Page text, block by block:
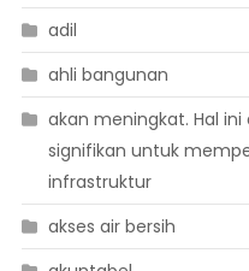
adil
ahli bangunan
akan meningkat. Hal
signifikan untuk
infrastruktur
akses air bersih